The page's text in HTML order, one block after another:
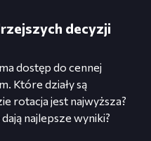
decyzji
dostęp do cennej
Które działy są
rotacja jest najwyższa?
najlepsze wyniki?